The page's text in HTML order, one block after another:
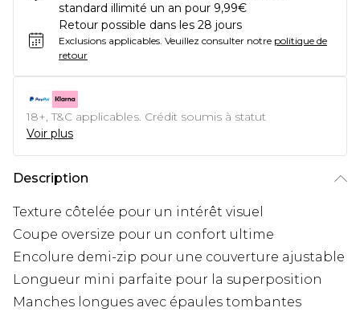
standard illimité un an pour 9,99€
Retour possible dans les 28 jours
Exclusions applicables. Veuillez consulter notre politique de
retour
18+, T&C applicables. Crédit soumis à statut
Voir plus
Description
Texture côtelée pour un intérêt visuel
Coupe oversize pour un confort ultime
Encolure demi-zip pour une couverture ajustable
Longueur mini parfaite pour la superposition
Manches longues avec épaules tombantes